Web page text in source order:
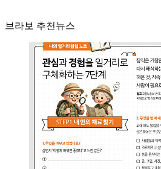
브라보 추천뉴스